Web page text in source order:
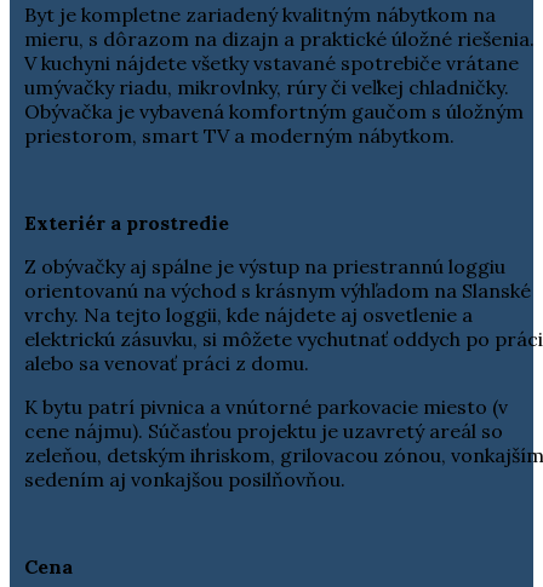
Byt je kompletne zariadený kvalitným nábytkom na
mieru, s dôrazom na dizajn a praktické úložné riešenia.
V kuchyni nájdete všetky vstavané spotrebiče vrátane
umývačky riadu, mikrovlnky, rúry či veľkej chladničky.
Obývačka je vybavená komfortným gaučom s úložným
priestorom, smart TV a moderným nábytkom.
Exteriér a prostredie
Z obývačky aj spálne je výstup na priestrannú loggiu
orientovanú na východ s krásnym výhľadom na Slanské
vrchy. Na tejto loggii, kde nájdete aj osvetlenie a
elektrickú zásuvku, si môžete vychutnať oddych po práci
alebo sa venovať práci z domu.
K bytu patrí pivnica a vnútorné parkovacie miesto (v
cene nájmu). Súčasťou projektu je uzavretý areál so
zeleňou, detským ihriskom, grilovacou zónou, vonkajším
sedením aj vonkajšou posilňovňou.
Cena